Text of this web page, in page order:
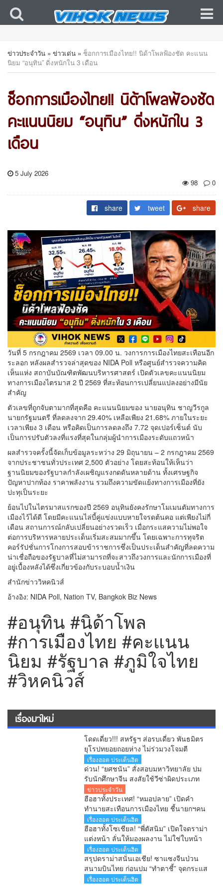
ข่าวประจำวัน » ข่าวเด่น » ช็อกการเมืองไทย!! นิด้าโพลฟ้องชัด คะแนน
นิยม “อนุทิน” ดิ่งหนักใน 3 เดือน
ช็อกการเมืองไทย!! นิด้าโพลฟ้องชัด
คะแนนนิยม “อนุทิน” ดิ่งหนักใน 3
เดือน
5 July 2026
98
0
share tweet share
วันที่ 5 กรกฎาคม 2569 เวลา 09.00 น. วงการการเมืองไทยสะเทือนอีก
ระลอก หลังผลสำรวจล่าสุดของ NIDA Poll หรือศูนย์สำรวจความคิด
เห็นแห่ง สถาบันบัณฑิตพัฒนบริหารศาสตร์ เปิดตัวเลขคะแนนนิยม
ทางการเมืองไตรมาส 2 ปี 2569 ที่สะท้อนการเปลี่ยนแปลงอย่างมีนัย
สำคัญ
ตัวเลขที่ถูกจับตามากที่สุดคือ คะแนนนิยมของ นายอนุทิน ชาญวีรกูล
นายกรัฐมนตรี ที่ลดลงจาก 29.40% เหลือเพียง 21.68% ภายในระยะ
เวลาเพียง 3 เดือน หรือคิดเป็นการลดลงถึง 7.72 จุดเปอร์เซ็นต์ นับ
เป็นการปรับตัวลงที่แรงที่สุดในกลุ่มผู้นำการเมืองระดับแถวหน้า
ผลสำรวจครั้งนี้จัดเก็บข้อมูลระหว่าง 29 มิถุนายน – 2 กรกฎาคม 2569
จากประชาชนทั่วประเทศ 2,500 ตัวอย่าง โดยสะท้อนให้เห็นว่า
ฐานนิยมของรัฐบาลกำลังเผชิญแรงกดดันหลายด้าน ทั้งเศรษฐกิจ
ปัญหาปากท้อง ราคาพลังงาน รวมถึงความขัดแย้งทางการเมืองที่ยัง
ปะทุเป็นระยะ
ย้อนไปในไตรมาสแรกของปี 2569 อนุทินยังคงรักษาโมเมนตัมทางการ
เมืองไว้ได้ดี โดยมีคะแนนไล่บี้คู่แข่งแบบหายใจรดต้นคอ แต่เพียงไม่กี่
เดือน สถานการณ์กลับเปลี่ยนอย่างรวดเร็ว เมื่อกระแสความไม่พอใจ
ต่อการบริหารหลายประเด็นเริ่มสะสมมากขึ้น โดยเฉพาะการทุจริต
คอร์รัปชั่นการโกงการสอบข้าราชการซึ่งเป็นประเด็นสำคัญที่ลดความ
น่าเชื่อถือของรัฐบาลที่ไม่สามารถที่จะสาวถึงวงการและนักการเมืองที่
อยู่เบื้องหลังได้ซึ่งเกี่ยวข้องกับระบอบน้ำเงิน
สำนักข่าววิหคนิวส์
อ้างอิง: NIDA Poll, Nation TV, Bangkok Biz News
#อนุทิน #นิด้าโพล
#การเมืองไทย #คะแนน
นิยม #รัฐบาล #ภูมิใจไทย
#วิหคนิวส์
เรื่องมาใหม่
โดดเดี่ยว!!! สหรัฐฯ ส่อรบเดี่ยว พันธมิตร
ยุโรปทยอยถอยห่าง ไม่ร่วมวงโจมตี
อิหร่าน
เรื่องฮอต ประเด็นฮิต
ด่วน! “ยศชนัน” สั่งสอบมหาวิทยาลัย ปม
รับนักศึกษาจีน สงสัยใช้วีซ่าผิดประเภท
ลั่นพบจะเอาผิด
ข่าวประจำวัน
ฮือฮาทั้งประเทศ! “หมอปลาย” เปิดคำ
ทำนายสะเทือนการเมืองไทย ชี้นายกฯคน
ใหม่ หนุ่มหน้าใหม่ พรรคใหม่ โปรไฟล์
แกร่ง แบ็กแน่น ท่านยมบอก
เรื่องฮอต ประเด็นฮิต
ฮือฮาทั้งโซเชียล! “พี่ตัสนิม” เปิดใจดราม่า
แต่งหน้า ลั่นให้มองผลงาน ไม่ใช่ใบหน้า
เตือนคอมเมนต์เกินเลยระวังผิดกฎหมาย
เรื่องฮอต ประเด็นฮิต
สรุปดราม่าสนั่นเอเชีย! ซาแซงจีนป่วน
สนามบินไทย ก่อนปม “ทำตาชี้” จุดกระแส
เดือดข้ามประเทศ
เรื่องฮอต ประเด็นฮิต